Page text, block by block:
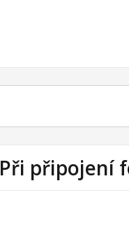
Při připojení